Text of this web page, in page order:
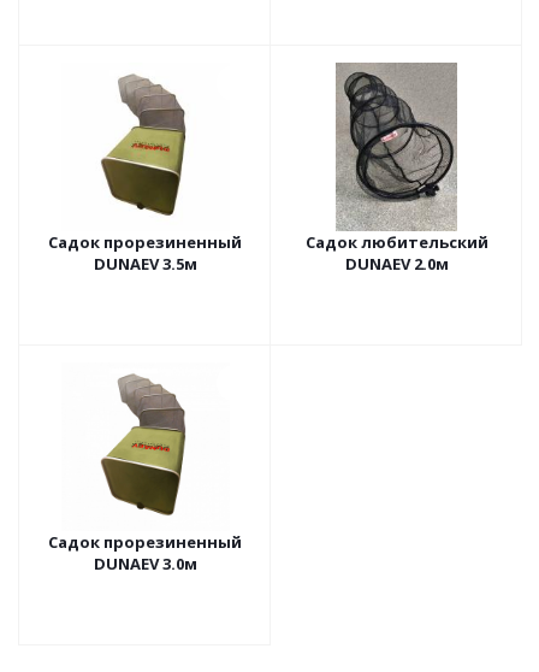
Садок прорезиненный
DUNAEV 3.5м
Садок любительский
DUNAEV 2.0м
Садок прорезиненный
DUNAEV 3.0м